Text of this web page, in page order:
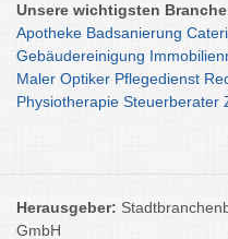
Unsere wichtigsten
Apotheke Badsanierung
Gebäudereinigung
Maler Optiker Pflegedienst
Physiotherapie Steuerberater
Herausgeber:
GmbH